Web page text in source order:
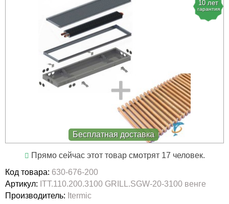
10 лет
гарантия
Бесплатная доставка
Прямо сейчас этот товар смотрят 17 человек.
Код товара: 630-676-200
Артикул: ITT.110.200.3100 GRILL.SGW-20-3100 венге
Производитель: Itermic